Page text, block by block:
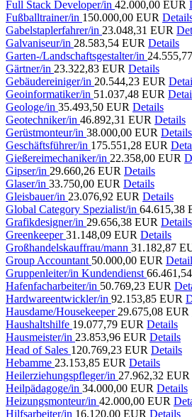
Full Stack Developer/in 42.000,00 EUR
Fußballtrainer/in 150.000,00 EUR
Gabelstaplerfahrer/in 23.048,31 EUR
Galvaniseur/in 28.583,54 EUR Details
Garten-/Landschaftsgestalter/in
Gärtner/in 23.322,83 EUR Details
Gebäudereiniger/in 20.544,23 EUR
Geoinformatiker/in 51.037,48 EUR
Geologe/in 35.493,50 EUR Details
Geotechniker/in 46.892,31 EUR Details
Gerüstmonteur/in 38.000,00 EUR Details
Geschäftsführer/in 175.551,28 EUR
Gießereimechaniker/in 22.358,00 EUR
Gipser/in 29.660,26 EUR Details
Glaser/in 33.750,00 EUR Details
Gleisbauer/in 23.076,92 EUR Details
Global Category Spezialist/in 64.615,38
Grafikdesigner/in 29.656,38 EUR Details
Greenkeeper31.148,09 EUR Details
Großhandelskauffrau/mann 31.182,87
Group Accountant 50.000,00 EUR
Gruppenleiter/in Kundendienst
Hafenfacharbeiter/in 50.769,23 EUR
Hardwareentwickler/in 92.153,85 EUR
Hausdame/Housekeeper 29.675,08 EUR
Haushaltshilfe 19.077,79 EUR Details
Hausmeister/in 23.853,96 EUR Details
Head of Sales 120.769,23 EUR Details
Hebamme 23.153,85 EUR Details
Heilerziehungspfleger/in 27.962,32 EUR
Heilpädagoge/in 34.000,00 EUR Details
Heizungsmonteur/in 42.000,00 EUR
Hilfsarbeiter/in 16.120,00 EUR Details